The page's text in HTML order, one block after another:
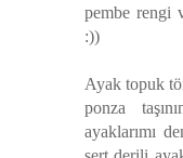
pembe rengi
:))
Ayak topuk
ponza
ayaklarımı